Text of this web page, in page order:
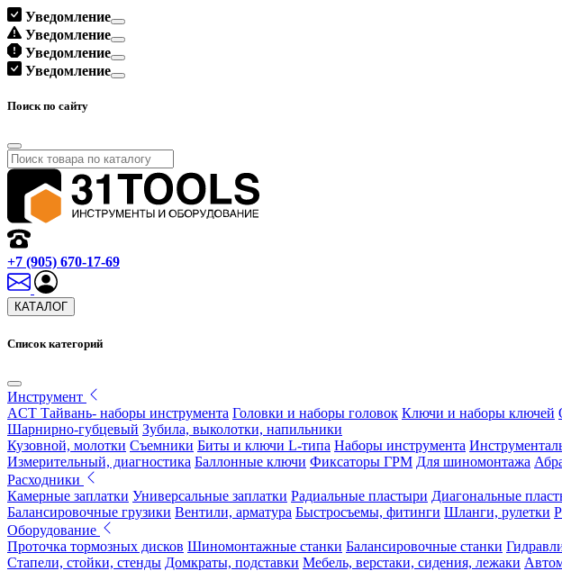
Уведомление
Уведомление
Уведомление
Уведомление
Поиск по сайту
+7 (905) 670-17-69
КАТАЛОГ
Список категорий
Инструмент
ACT Тайвань- наборы инструмента Головки и наборы головок Ключи и наборы ключей
Шарнирно-губцевый Зубила, выколотки, напильники
Кузовной, молотки Съемники Биты и ключи L-типа Наборы инструмента
Измерительный, диагностика Баллонные ключи Фиксаторы ГРМ Для шиномонтажа
Расходники
Камерные заплатки Универсальные заплатки Радиальные пластыри Диагональные
Балансировочные грузики Вентили, арматура Быстросъемы, фитинги Шланги, рулетки
Оборудование
Проточка тормозных дисков Шиномонтажные станки Балансировочные станки
Стапели, стойки, стенды Домкраты, подставки Мебель, верстаки, сидения, лежаки